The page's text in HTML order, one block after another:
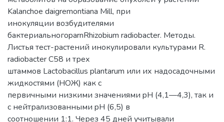
Kalanchoe daigremontiana Mill, при
инокуляции возбудителями
бактериальногоparnRhizobium radiobacter. Методы.
Листья тест-растений инокулировали культурами R.
radiobacter С58 и трех
штаммов Lactobacillus plantarum или их надосадочными
жидкостями (НОЖ) как с
первичными низкими значениями pH (4,1—4,3), так и
с нейтрализованными pH (6,5) в
соотношении 1:1. Через 45 дней учитывали